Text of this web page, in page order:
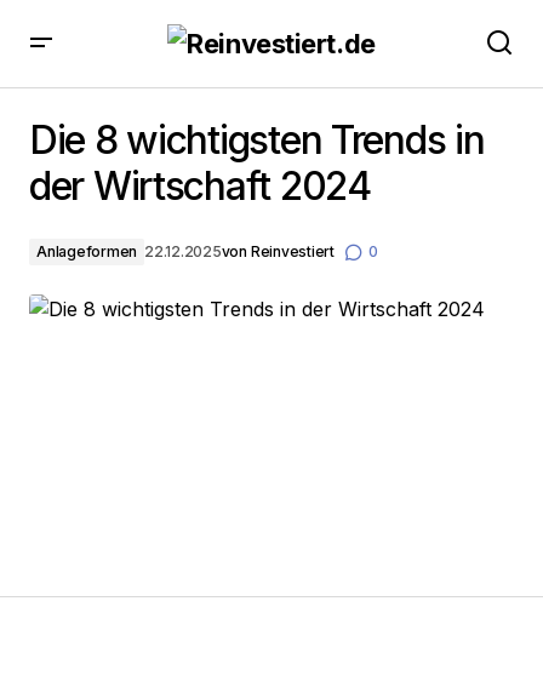
Die 8 wichtigsten Trends in
der Wirtschaft 2024
Anlageformen 22.12.2025von Reinvestiert 0